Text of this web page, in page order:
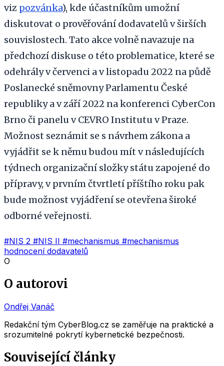
viz pozvánka), kde účastníkům umožní
diskutovat o prověřování dodavatelů v širších
souvislostech. Tato akce volně navazuje na
předchozí diskuse o této problematice, které se
odehrály v červenci a v listopadu 2022 na půdě
Poslanecké sněmovny Parlamentu České
republiky a v září 2022 na konferenci CyberCon
Brno či panelu v CEVRO Institutu v Praze.
Možnost seznámit se s návrhem zákona a
vyjádřit se k němu budou mít v následujících
týdnech organizační složky státu zapojené do
přípravy, v prvním čtvrtletí příštího roku pak
bude možnost vyjádření se otevřena široké
odborné veřejnosti.
#NIS 2 #NIS II #mechanismus #mechanismus
hodnocení dodavatelů
O
O autorovi
Ondřej Vanáč
Redakční tým CyberBlog.cz se zaměřuje na praktické a
srozumitelné pokrytí kybernetické bezpečnosti.
Související články